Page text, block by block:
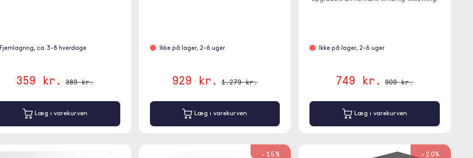
Fjernlagring, ca. 3-8 hverdage
359 kr. 389 kr.
Læg i varekurven
Ikke på lager, 2-6 uger
929 kr. 1.279 kr.
Læg i varekurven
Ikke på lager, 2-6 uger
749 kr. 909 kr.
Læg i varekurven
-15% -20%